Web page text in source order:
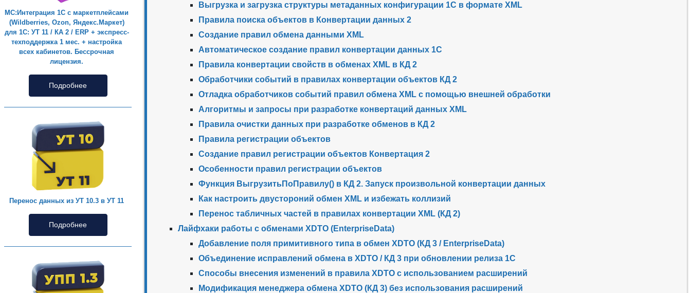
МС:Интеграция 1С с маркетплейсами
(Wildberries, Ozon, Яндекс.Маркет)
для 1С: УТ 11 / КА 2 / ERP + экспресс-
техподдержка 1 мес. + настройка
всех кабинетов. Бессрочная
лицензия.
Подробнее
Перенос данных из УТ 10.3 в УТ 11
Подробнее
Выгрузка и загрузка структуры метаданных конфигурации 1С в формате XML
Правила поиска объектов в Конвертации данных 2
Создание правил обмена данными XML
Автоматическое создание правил конвертации данных 1С
Правила конвертации свойств в обменах XML в КД 2
Обработчики событий в правилах конвертации объектов КД 2
Отладка обработчиков событий правил обмена XML с помощью внешней обработки
Алгоритмы и запросы при разработке конвертаций данных XML
Правила очистки данных при разработке обменов в КД 2
Правила регистрации объектов
Создание правил регистрации объектов Конвертация 2
Особенности правил регистрации объектов
Функция ВыгрузитьПоПравилу() в КД 2. Запуск произвольной конвертации данных
Как настроить двустороний обмен XML и избежать коллизий
Перенос табличных частей в правилах конвертации XML (КД 2)
Лайфхаки работы с обменами XDTO (EnterpriseData)
Добавление поля примитивного типа в обмен XDTO (КД 3 / EnterpriseData)
Объединение исправлений обмена в XDTO / КД 3 при обновлении релиза 1С
Способы внесения изменений в правила XDTO с использованием расширений
Модификация менеджера обмена XDTO (КД 3) без использования расширений